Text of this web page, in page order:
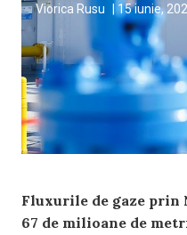
Viorica Rusu 15 iunie,
Fluxurile de gaze prin
67 de milioane de